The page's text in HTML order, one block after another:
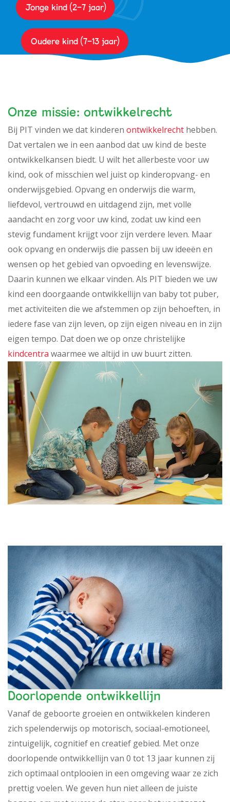
Jonge kind (2-7 jaar)
Oudere kind (7-13 jaar)
Onze missie: ontwikkelrecht
Bij PIT vinden we dat kinderen ontwikkelrecht hebben.
Dat vertalen we in een aanbod dat uw kind de beste
ontwikkelkansen biedt. U wilt het allerbeste voor uw
kind, ook of misschien wel juist op kinderopvang- en
onderwijsgebied. Opvang en onderwijs die warm,
liefdevol, vertrouwd en uitdagend zijn, met volle
aandacht en zorg voor uw kind, zodat uw kind een
stevig fundament krijgt voor zijn verdere leven. Maar
ook opvang en onderwijs die passen bij uw ideeën en
wensen op het gebied van opvoeding en levenswijze.
Daarin kunnen we elkaar vinden. Als PIT bieden we uw
kind een doorgaande ontwikkellijn van baby tot puber,
met activiteiten die we afstemmen op zijn behoeften, in
iedere fase van zijn leven, op zijn eigen niveau en in zijn
eigen tempo. Dat doen we op onze christelijke
kindcentra waarmee we altijd in uw buurt zitten.
Doorlopende ontwikkellijn
Vanaf de geboorte groeien en ontwikkelen kinderen
zich spelenderwijs op motorisch, sociaal-emotioneel,
zintuigelijk, cognitief en creatief gebied. Met onze
doorlopende ontwikkellijn van 0 tot 13 jaar kunnen zij
zich optimaal ontplooien in een omgeving waar ze zich
prettig voelen. We geven hun niet alleen de juiste